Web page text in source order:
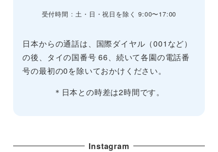
受付時間 : 土・日・祝日を除く 9:00〜17:00
日本からの通話は、国際ダイヤル（001など）
の後、タイの国番号 66、続いて各園の電話番
号の最初の0を除いておかけください。
＊日本との時差は2時間です。
Instagram